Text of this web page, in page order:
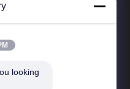
looking